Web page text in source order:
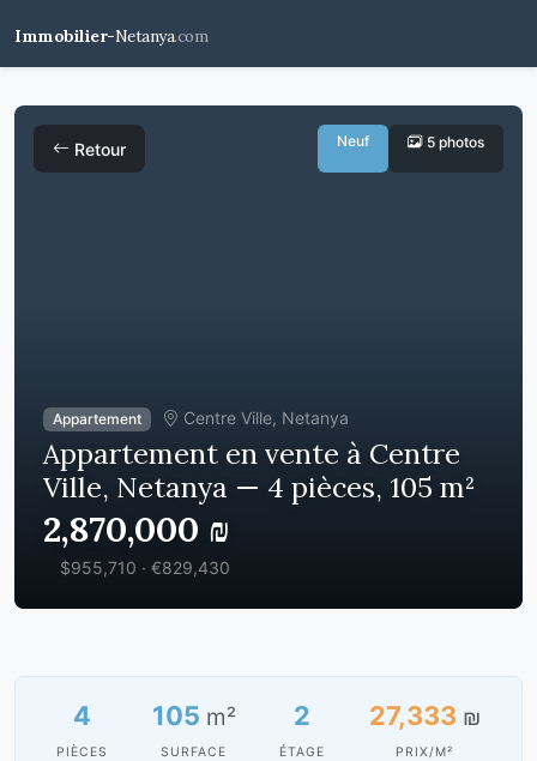
Immobilier-Netanya.com
Retour Neuf 5 photos
Appartement Centre Ville, Netanya
Appartement en vente à Centre
Ville, Netanya — 4 pièces, 105 m²
2,870,000 ₪
$955,710 · €829,430
4
PIÈCES
105 m²
SURFACE
2
ÉTAGE
27,333₪
PRIX/M²